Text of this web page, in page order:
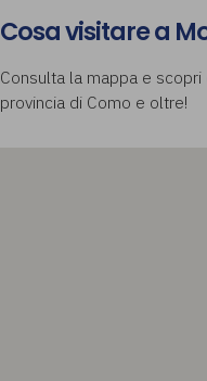
Cosa visitare a
Consulta la mappa e scopri
provincia di Como e oltre!